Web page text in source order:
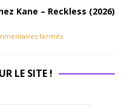
Kane – Reckless (2026)
fermés
LE SITE !